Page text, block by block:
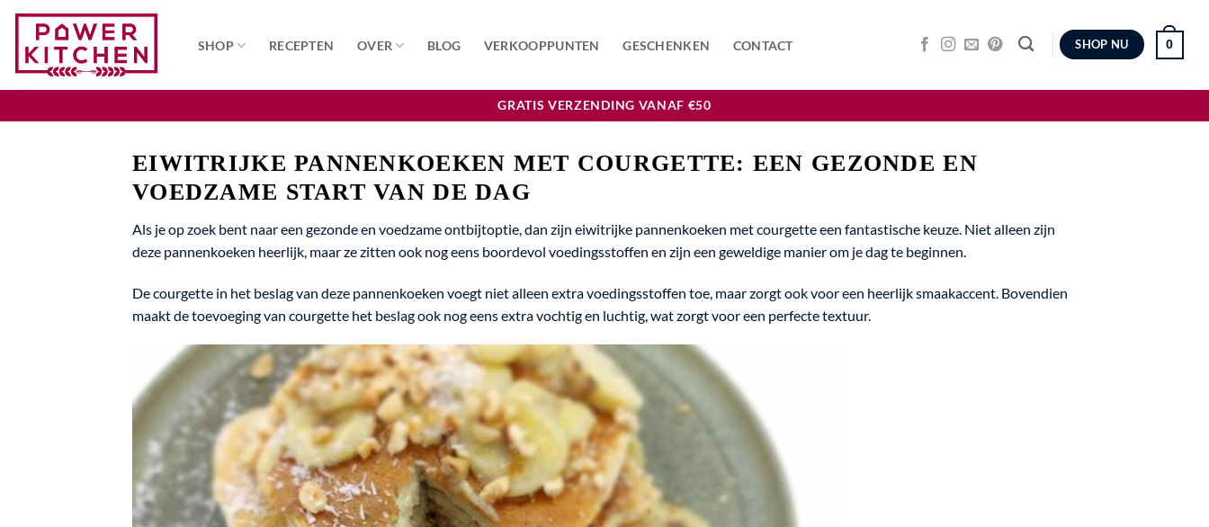
Ga
inhoud
SHOP RECEPTEN OVER BLOG VERKOOPPUNTEN GESCHENKEN CONTACT SHOP NU 0
GRATIS VERZENDING VANAF €50
EIWITRIJKE PANNENKOEKEN MET COURGETTE: EEN GEZONDE EN
VOEDZAME START VAN DE DAG
Als je op zoek bent naar een gezonde en voedzame ontbijtoptie, dan zijn eiwitrijke pannenkoeken met courgette een fantastische keuze. Niet alleen zijn
deze pannenkoeken heerlijk, maar ze zitten ook nog eens boordevol voedingsstoffen en zijn een geweldige manier om je dag te beginnen.
De courgette in het beslag van deze pannenkoeken voegt niet alleen extra voedingsstoffen toe, maar zorgt ook voor een heerlijk smaakaccent. Bovendien
maakt de toevoeging van courgette het beslag ook nog eens extra vochtig en luchtig, wat zorgt voor een perfecte textuur.